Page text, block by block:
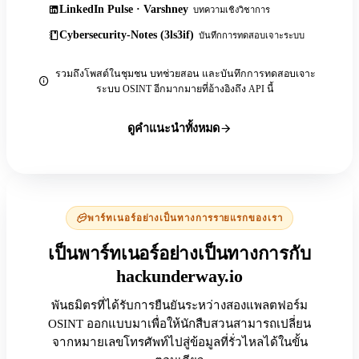
LinkedIn Pulse · Varshney บทความเชิงวิชาการ
Cybersecurity-Notes (3ls3if) บันทึกการทดสอบเจาะระบบ
รวมถึงโพสต์ในชุมชน บทช่วยสอน และบันทึกการทดสอบเจาะ
ระบบ OSINT อีกมากมายที่อ้างอิงถึง API นี้
ดูคำแนะนำทั้งหมด
พาร์ทเนอร์อย่างเป็นทางการรายแรกของเรา
เป็นพาร์ทเนอร์อย่างเป็นทางการกับ
hackunderway.io
พันธมิตรที่ได้รับการยืนยันระหว่างสองแพลตฟอร์ม
OSINT ออกแบบมาเพื่อให้นักสืบสวนสามารถเปลี่ยน
จากหมายเลขโทรศัพท์ไปสู่ข้อมูลที่รั่วไหลได้ในขั้น